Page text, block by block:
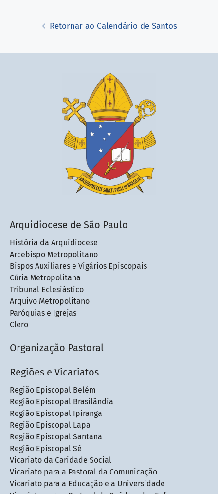
Retornar ao Calendário de Santos
Arquidiocese de São Paulo
História da Arquidiocese
Arcebispo Metropolitano
Bispos Auxiliares e Vigários Episcopais
Cúria Metropolitana
Tribunal Eclesiástico
Arquivo Metropolitano
Paróquias e Igrejas
Clero
Organização Pastoral
Regiões e Vicariatos
Região Episcopal Belém
Região Episcopal Brasilândia
Região Episcopal Ipiranga
Região Episcopal Lapa
Região Episcopal Santana
Região Episcopal Sé
Vicariato da Caridade Social
Vicariato para a Pastoral da Comunicação
Vicariato para a Educação e a Universidade